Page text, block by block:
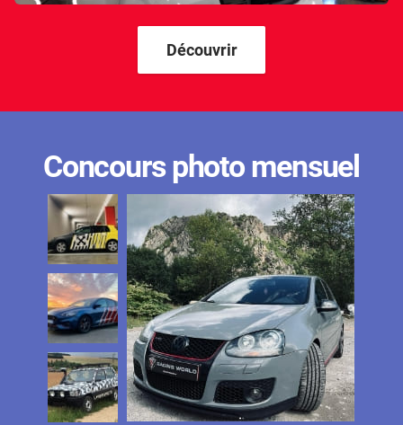
Karma
Lada
Land Rover
Ldv
Lexus
Ligier
Lincoln
Livan
Découvrir
Concours photo mensuel